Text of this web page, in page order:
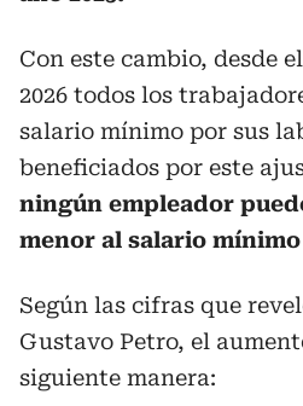
Con este cambio, desde
2026 todos los
salario mínimo por sus
beneficiados por este
ningún empleador
menor al salario
Según las cifras que
Gustavo Petro, el
siguiente manera: